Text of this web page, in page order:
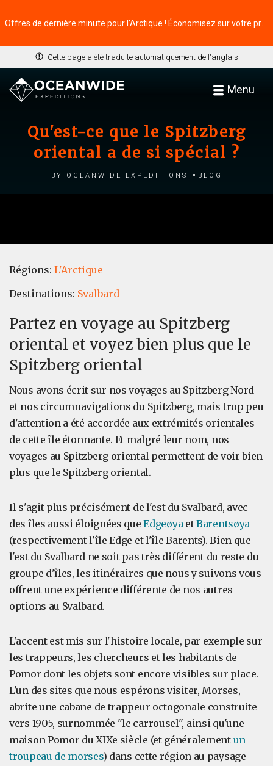
Cette page a été traduite automatiquement de l'anglais
Menu
Qu'est-ce que le Spitzberg
oriental a de si spécial ?
by Oceanwide Expeditions Blog
Régions: L'Arctique
Destinations: Svalbard
Partez en voyage au Spitzberg
oriental et voyez bien plus que le
Spitzberg oriental
Nous avons écrit sur nos voyages au Spitzberg Nord
et nos circumnavigations du Spitzberg, mais trop peu
d'attention a été accordée aux extrémités orientales
de cette île étonnante. Et malgré leur nom, nos
voyages au Spitzberg oriental permettent de voir bien
plus que le Spitzberg oriental.
Il s'agit plus précisément de l'est du Svalbard, avec
des îles aussi éloignées queEdgeøyaetBarentsøya
(respectivement l'île Edge et l'île Barents). Bien que
l'est du Svalbard ne soit pas très différent du reste du
groupe d'îles, les itinéraires que nous y suivons vous
offrent une expérience différente de nos autres
options au Svalbard.
L'accent est mis sur l'histoire locale, par exemple sur
les trappeurs, les chercheurs et les habitants de
Pomor dont les objets sont encore visibles sur place.
L'un des sites que nous espérons visiter, Morses,
abrite une cabane de trappeur octogonale construite
vers 1905, surnommée "le carrousel", ainsi qu'une
maison Pomor du XIXe siècle (et généralement un
troupeau de morses) dans cette région au paysage